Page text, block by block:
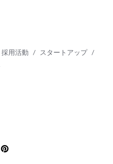
採用活動 / スタートアップ /